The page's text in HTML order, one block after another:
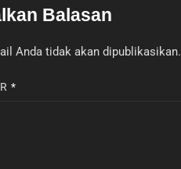
Balasan
Anda tidak akan dipublikasikan.
*